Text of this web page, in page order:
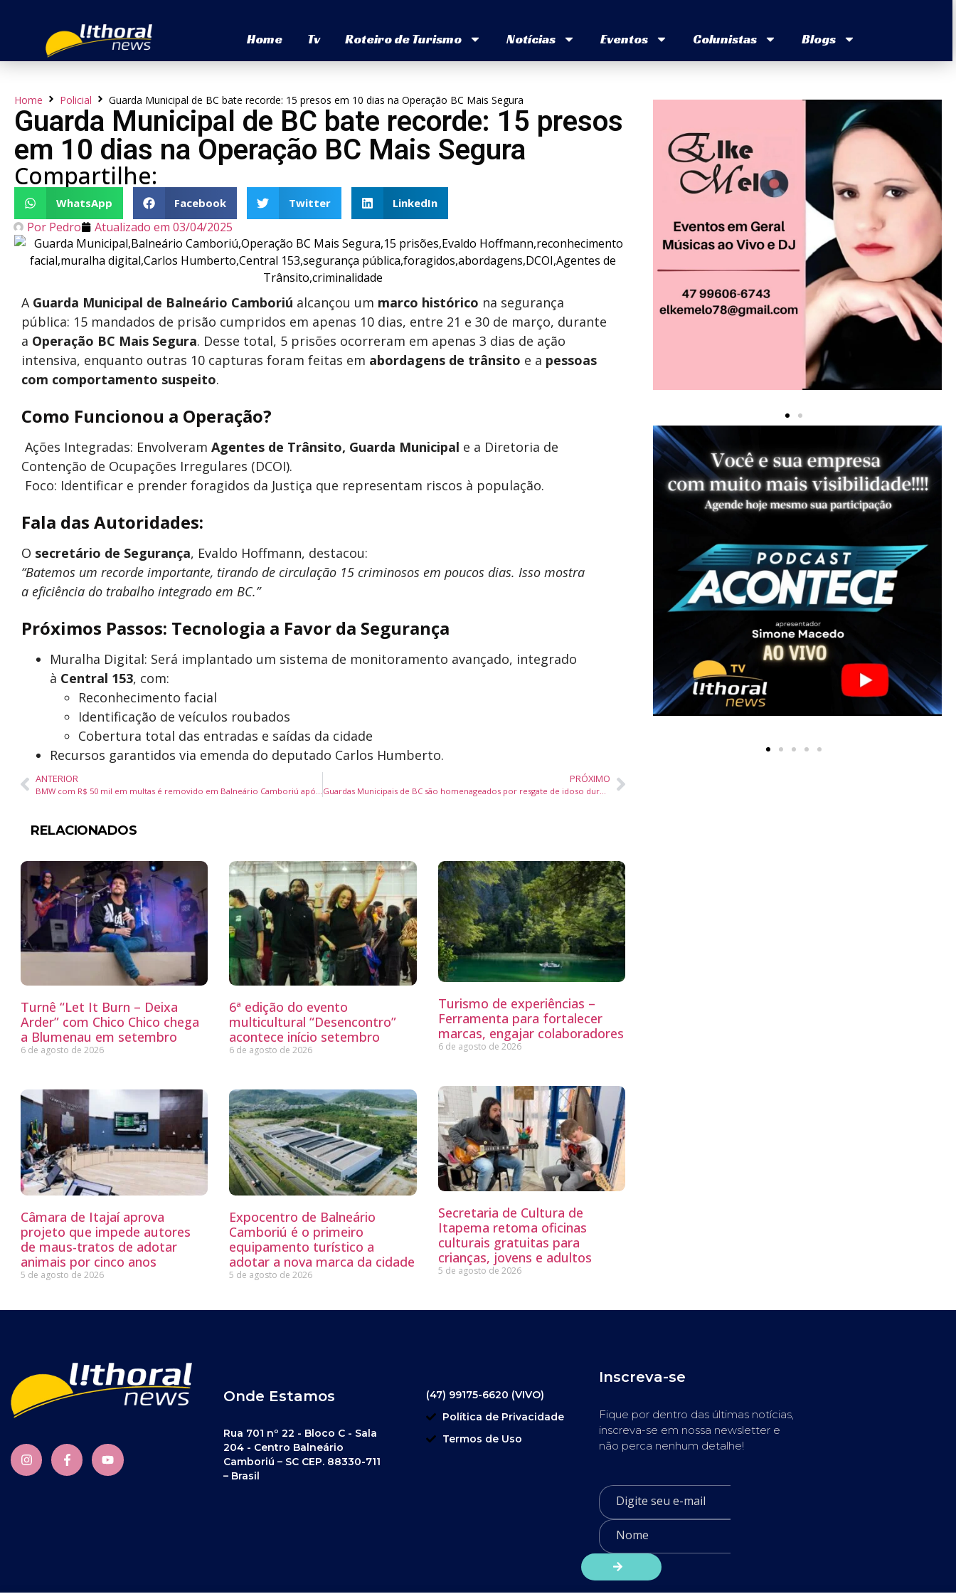
Home Tv Roteiro de Turismo Notícias Eventos Colunistas Blogs
Home Policial Guarda Municipal de BC bate recorde: 15 presos em 10 dias na Operação BC Mais Segura
Guarda Municipal de BC bate recorde: 15 presos
em 10 dias na Operação BC Mais Segura
Compartilhe:
WhatsApp Facebook Twitter LinkedIn
Por Pedro Atualizado em 03/04/2025
A Guarda Municipal de Balneário Camboriú alcançou um marco histórico na segurança
pública: 15 mandados de prisão cumpridos em apenas 10 dias, entre 21 e 30 de março, durante
a Operação BC Mais Segura. Desse total, 5 prisões ocorreram em apenas 3 dias de ação
intensiva, enquanto outras 10 capturas foram feitas em abordagens de trânsito e a pessoas
com comportamento suspeito.
Como Funcionou a Operação?
Ações Integradas: Envolveram Agentes de Trânsito, Guarda Municipal e a Diretoria de
Contenção de Ocupações Irregulares (DCOI).
Foco: Identificar e prender foragidos da Justiça que representam riscos à população.
Fala das Autoridades:
O secretário de Segurança, Evaldo Hoffmann, destacou:
“Batemos um recorde importante, tirando de circulação 15 criminosos em poucos dias. Isso mostra
a eficiência do trabalho integrado em BC.”
Próximos Passos: Tecnologia a Favor da Segurança
Muralha Digital: Será implantado um sistema de monitoramento avançado, integrado
à Central 153, com:
Reconhecimento facial
Identificação de veículos roubados
Cobertura total das entradas e saídas da cidade
Recursos garantidos via emenda do deputado Carlos Humberto.
ANTERIOR PRÓXIMO
RELACIONADOS
Turnê “Let It Burn – Deixa
Arder” com Chico Chico chega
a Blumenau em setembro
6 de agosto de 2026
6ª edição do evento
multicultural “Desencontro”
acontece início setembro
6 de agosto de 2026
Turismo de experiências –
Ferramenta para fortalecer
marcas, engajar colaboradores
6 de agosto de 2026
Câmara de Itajaí aprova
projeto que impede autores
de maus-tratos de adotar
animais por cinco anos
5 de agosto de 2026
Expocentro de Balneário
Camboriú é o primeiro
equipamento turístico a
adotar a nova marca da cidade
5 de agosto de 2026
Secretaria de Cultura de
Itapema retoma oficinas
culturais gratuitas para
crianças, jovens e adultos
5 de agosto de 2026
Onde Estamos
Rua 701 nº 22 - Bloco C - Sala
204 - Centro Balneário
Camboriú – SC CEP. 88330-711
– Brasil
(47) 99175-6620 (VIVO)
Política de Privacidade
Termos de Uso
Inscreva-se
Fique por dentro das últimas notícias,
inscreva-se em nossa newsletter e
não perca nenhum detalhe!